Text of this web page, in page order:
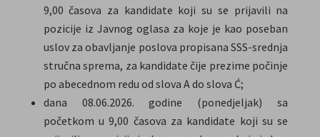
9,00 časova za kandidate koji su se prijavili na
pozicije iz Javnog oglasa za koje je kao poseban
uslov za obavljanje poslova propisana SSS-srednja
stručna sprema, za kandidate čije prezime počinje
po abecednom redu od slova A do slova Ć;
dana 08.06.2026. godine (ponedjeljak) sa
početkom u 9,00 časova za kandidate koji su se